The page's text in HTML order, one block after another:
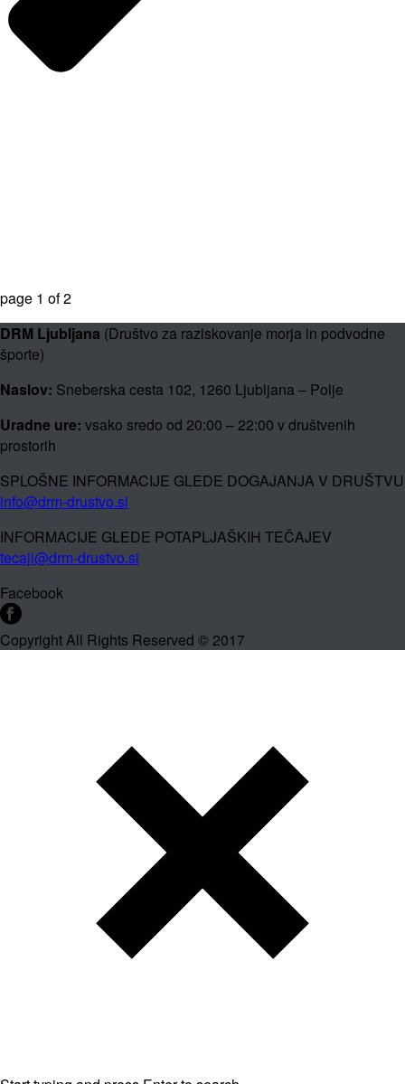
page 1 of2
DRM Ljubljana (Društvo za raziskovanje morja in podvodne
športe)
Naslov: Sneberska cesta 102, 1260 Ljubljana – Polje
Uradne ure: vsako sredo od 20:00 – 22:00 v društvenih
prostorih
SPLOŠNE INFORMACIJE GLEDE DOGAJANJA V DRUŠTVU
info@drm-drustvo.si
INFORMACIJE GLEDE POTAPLJAŠKIH TEČAJEV
tecaji@drm-drustvo.si
Facebook
Copyright All Rights Reserved © 2017